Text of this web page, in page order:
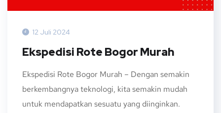
12 Juli 2024
Ekspedisi Rote Bogor Murah
Ekspedisi Rote Bogor Murah – Dengan semakin
berkembangnya teknologi, kita semakin mudah
untuk mendapatkan sesuatu yang diinginkan.